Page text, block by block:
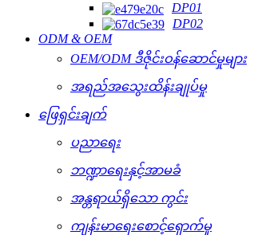
DP01
DP02
ODM & OEM
OEM/ODM ဒီဇိုင်းဝန်ဆောင်မှုများ
အရည်အသွေးထိန်းချုပ်မှု
ဖြေရှင်းချက်
ပညာရေး
ဘဏ္ဍာရေးနှင့်အာမခံ
အန္တရာယ်ရှိသော ကွင်း
ကျန်းမာရေးစောင့်ရှောက်မှု